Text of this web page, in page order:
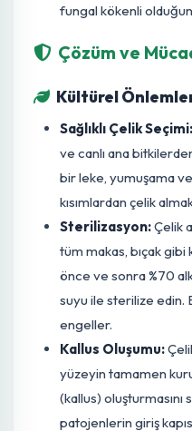
besin ve su
ölmesine neden
Kök Gelişiminin
köklenme
çürür.
Küf Oluşumu:
üzerinde beyaz,
miselyum (küf)
fungal kökenli
Çözüm ve
Kültürel
Sağlıklı Çelik
ve canlı ana